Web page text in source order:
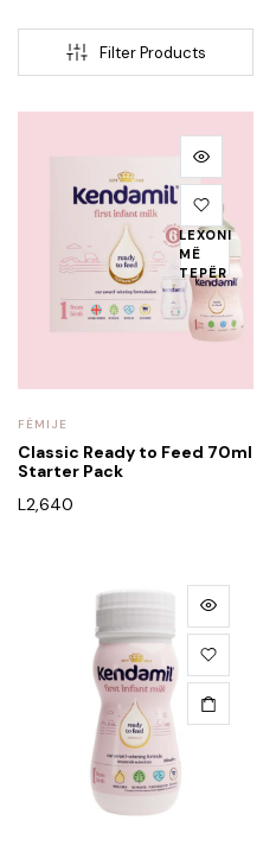
Filter Products
LEXONI
MË
TEPËR
FËMIJE
Classic Ready to Feed 70ml
Starter Pack
L2,640